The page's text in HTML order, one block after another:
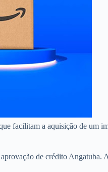
facilitam a aquisição de um
de crédito Angatuba.